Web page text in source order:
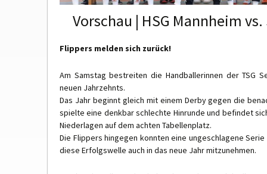
Vorschau | HSG Mannheim
Flippers melden sich zurück!
Am Samstag bestreiten die Handballerinnen der TSG
neuen Jahrzehnts.
Das Jahr beginnt gleich mit einem Derby gegen die
spielte eine denkbar schlechte Hinrunde und befindet
Niederlagen auf dem achten Tabellenplatz.
Die Flippers hingegen konnten eine ungeschlagene
diese Erfolgswelle auch in das neue Jahr mitzunehmen.